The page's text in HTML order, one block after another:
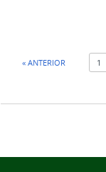
« ANTERIOR 1